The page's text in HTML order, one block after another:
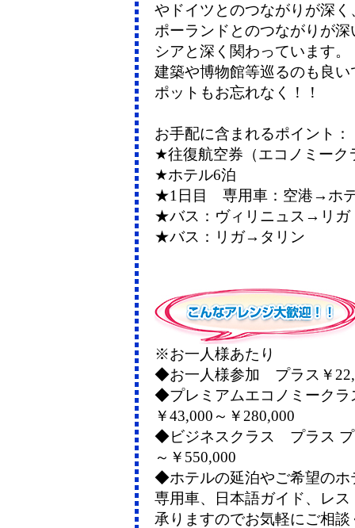
やドイツとのつながりが深
ポーランドとのつながりが
シアと深く関わっています。
建築や博物館等巡るのも良
ポットもお忘れなく！！
お手配に含まれるポイント：
★往復航空券（エコノミーク
★ホテル6泊
★1日目 専用車：空港→ホ
★バス：ヴィリニュス→リガ
★バス：リガ→タリン
※お一人様あたり
◆お一人様参加 プラス￥
◆プレミアムエコノミーク
￥43,000～￥280,000
◆ビジネスクラス プラス プ
～￥550,000
◆ホテルの延泊やご希望のホ
専用車、日本語ガイド、レ
承りますのでお気軽にご相談